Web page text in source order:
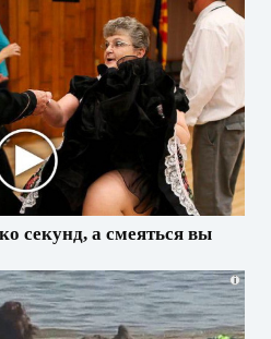
секунд, а смеяться вы
i